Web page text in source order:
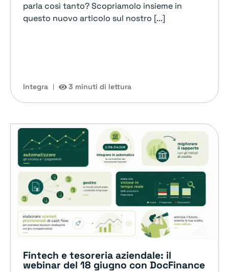
parla così tanto? Scopriamolo insieme in
questo nuovo articolo sul nostro [...]
Integra 3 minuti di lettura
Fintech e tesoreria aziendale: il
webinar del 18 giugno con DocFinance